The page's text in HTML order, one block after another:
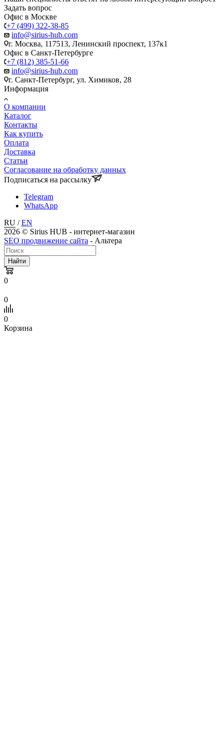
Задать вопрос
Офис в Москве
+7 (499) 322-38-85
info@sirius-hub.com
г. Москва, 117513, Ленинский проспект, 137к1
Офис в Санкт-Петербурге
+7 (812) 385-51-66
info@sirius-hub.com
г. Санкт-Петербург, ул. Химиков, 28
Информация
О компании
Каталог
Контакты
Как купить
Оплата
Доставка
Статьи
Согласование на обработку данных
Подписаться на рассылку
Telegram
WhatsApp
RU /EN
2026 © Sirius HUB - интернет-магазин
SEO продвижение сайта - Альтера
Найти
0
0
0
Корзина